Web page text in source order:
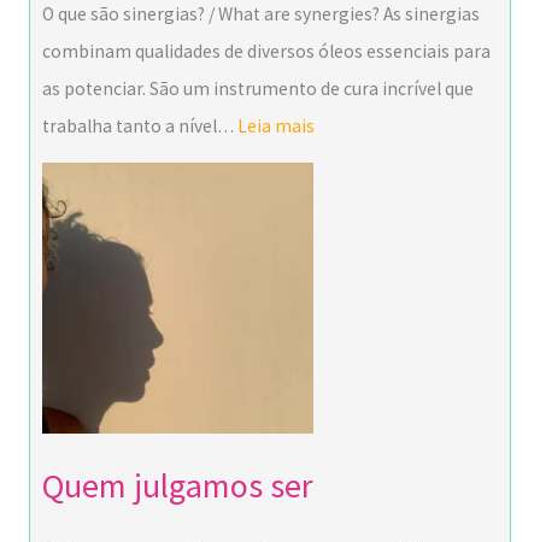
O que são sinergias? / What are synergies? As sinergias
combinam qualidades de diversos óleos essenciais para
as potenciar. São um instrumento de cura incrível que
trabalha tanto a nível… Leia mais
Quem julgamos ser